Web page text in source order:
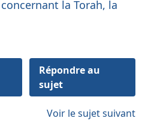
la Torah, la
Répondre au
sujet
Voir le sujet suivant